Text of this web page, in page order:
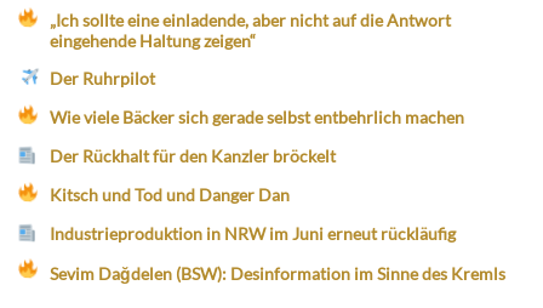
„Ich sollte eine einladende, aber nicht auf die Antwort
eingehende Haltung zeigen“
Der Ruhrpilot
Wie viele Bäcker sich gerade selbst entbehrlich machen
Der Rückhalt für den Kanzler bröckelt
Kitsch und Tod und Danger Dan
Industrieproduktion in NRW im Juni erneut rückläufig
Sevim Dağdelen (BSW): Desinformation im Sinne des Kremls